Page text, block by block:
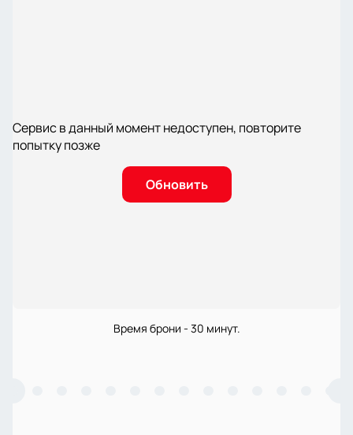
Сервис в данный момент недоступен, повторите
попытку позже
Обновить
Время брони - 30 минут.